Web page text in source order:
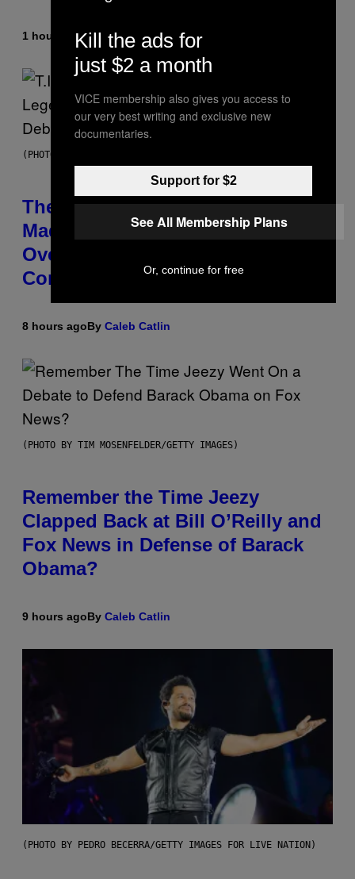
1 hour agoByAshley Fike
(PHOTO BY JOHNNY NUNEZ/WIREIMAGE)
The 90s Hip-Hop Legend Who
Made T.I. Delay His Debut Album
Over 20 Years Ago: ‘I Definitely
Conceded’
8 hours agoBy Caleb Catlin
(PHOTO BY TIM MOSENFELDER/GETTY IMAGES)
Remember the Time Jeezy
Clapped Back at Bill O’Reilly and
Fox News in Defense of Barack
Obama?
9 hours agoBy Caleb Catlin
(PHOTO BY PEDRO BECERRA/GETTY IMAGES FOR LIVE NATION)
Kill the ads for
just $2 a month
VICE membership also gives you access to
our very best writing and exclusive new
documentaries.
Support for $2
See All Membership Plans
Or, continue for free